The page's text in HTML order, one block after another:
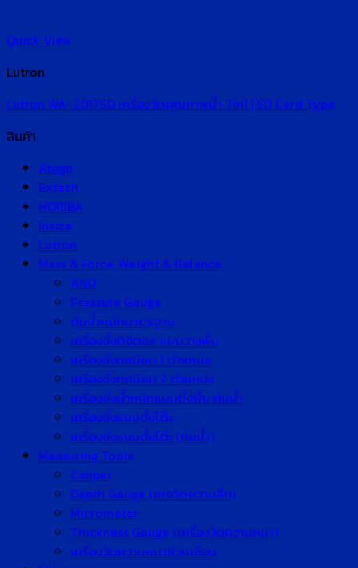
Quick View
Lutron
Lutron WA-2017SD เครื่องวัดคุณภาพน้ำ 7in1 | SD Card Type
สินค้า
Atago
Extech
HORIBA
Insize
Lutron
Mass & Force, Weight & Balance
AND
Pressure Gauge
ตุ้มน้ำหนักมาตรฐาน
เครื่องชั่งดิจิตอล แบบวางพื้น
เครื่องชั่งทศนิยม 1 ตำแหน่ง
เครื่องชั่งทศนิยม 2 ตำแหน่ง
เครื่องชั่งน้ำหนักแบบตั้งพื้น กันน้ำ
เครื่องชั่งแบบตั้งโต๊ะ
เครื่องชั่งแบบตั้งโต๊ะ (กันน้ำ)
Measuring Tools
Caliper
Depth Gauge (เกจวัดความลึก)
Micrometer
Thickness Gauge (เครื่องวัดความหนา)
เครื่องวัดความหนาผิวเคลือบ